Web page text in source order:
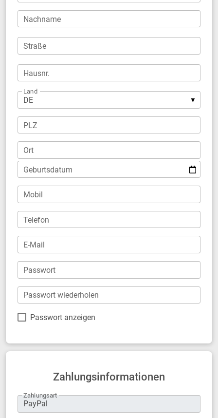
Nachname
Straße
Hausnr.
Land
PLZ
Ort
Geburtsdatum
Mobil
Telefon
E-Mail
Passwort
Passwort wiederholen
Passwort anzeigen
Zahlungsinformationen
Zahlungsart